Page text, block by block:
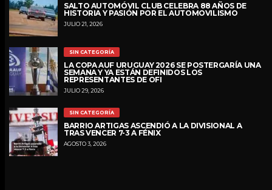
SALTO AUTOMÓVIL CLUB CELEBRA 88 AÑOS DE
HISTORIA Y PASIÓN POR EL AUTOMOVILISMO
JULIO 21, 2026
SIN CATEGORÍA
LA COPA AUF URUGUAY 2026 SE POSTERGARÍA UNA
SEMANA Y YA ESTÁN DEFINIDOS LOS
REPRESENTANTES DE OFI
JULIO 29, 2026
SIN CATEGORÍA
BARRIO ARTIGAS ASCENDIÓ A LA DIVISIONAL A
TRAS VENCER 7-3 A FÉNIX
AGOSTO 3, 2026